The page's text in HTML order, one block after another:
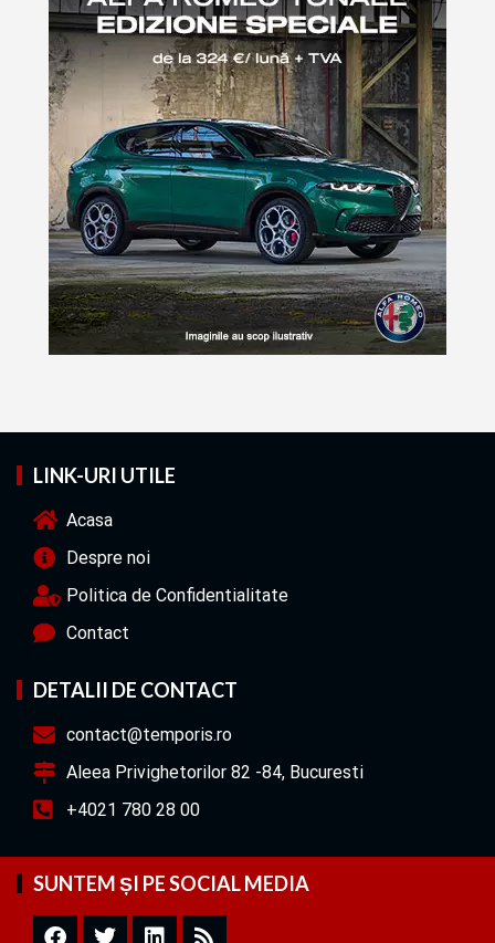
LINK-URI UTILE
Acasa
Despre noi
Politica de Confidentialitate
Contact
DETALII DE CONTACT
contact@temporis.ro
Aleea Privighetorilor 82 -84, Bucuresti
+4021 780 28 00
SUNTEM ȘI PE SOCIAL MEDIA